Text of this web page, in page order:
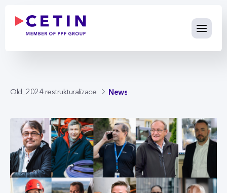
Old_2024 restrukturalizace News